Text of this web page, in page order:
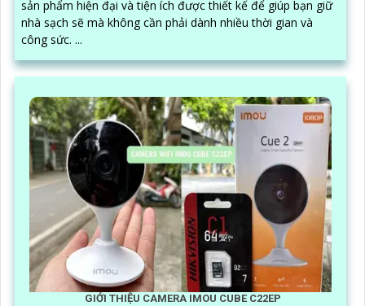
sản phẩm hiện đại và tiện ích được thiết kế để giúp bạn giữ
nhà sạch sẽ mà không cần phải dành nhiều thời gian và
công sức. ...
GIỚI THIỆU CAMERA IMOU CUBE C22EP